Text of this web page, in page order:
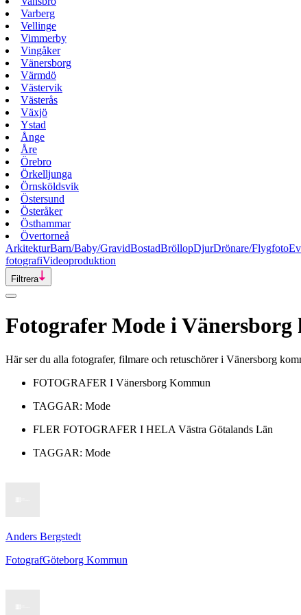
Varberg
Vellinge
Vimmerby
Vingåker
Vänersborg
Värmdö
Västervik
Västerås
Växjö
Ystad
Ånge
Åre
Örebro
Örkelljunga
Örnsköldsvik
Östersund
Österåker
Östhammar
Övertorneå
ArkitekturBarn/Baby/GravidBostadBröllopDjurDrönare/Flygfoto
fotografiVideoproduktion
Filtrera
FotograferMode iVänersborg
Här ser du alla fotografer, filmare och retuschörer i Vänersborg
FOTOGRAFER I Vänersborg Kommun
TAGGAR: Mode
FLER FOTOGRAFER I HELA Västra Götalands Län
TAGGAR: Mode
Anders Bergstedt
FotografGöteborg Kommun